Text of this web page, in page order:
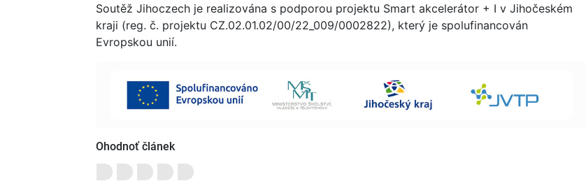
Soutěž Jihoczech je realizována s podporou projektu Smart akcelerátor + I v Jihočeském
kraji (reg. č. projektu CZ.02.01.02/00/22_009/0002822), který je spolufinancován
Evropskou unií.
Ohodnoť článek